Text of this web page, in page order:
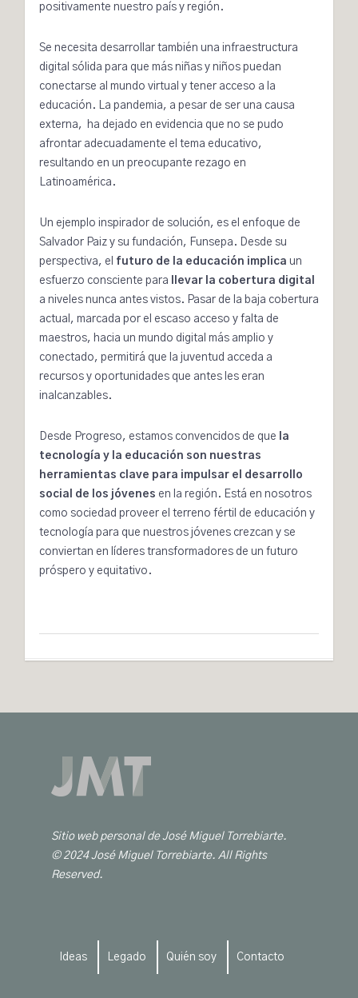
positivamente nuestro país y región.
Se necesita desarrollar también una infraestructura
digital sólida para que más niñas y niños puedan
conectarse al mundo virtual y tener acceso a la
educación. La pandemia, a pesar de ser una causa
externa, ha dejado en evidencia que no se pudo
afrontar adecuadamente el tema educativo,
resultando en un preocupante rezago en
Latinoamérica.
Un ejemplo inspirador de solución, es el enfoque de
Salvador Paiz y su fundación, Funsepa . Desde su
perspectiva, el futuro de la educación implica un
esfuerzo consciente para
llevar la cobertura digital
a niveles nunca antes vistos. Pasar de la baja cobertura
actual, marcada por el escaso acceso y falta de
maestros, hacia un mundo digital más amplio y
conectado, permitirá que la juventud acceda a
recursos y oportunidades que antes les eran
inalcanzables.
Desde Progreso, estamos convencidos de que
la
tecnología y la educación son nuestras
herramientas clave para impulsar el desarrollo
social de los jóvenes en la región. Está en nosotros
como sociedad proveer el terreno fértil de educación y
tecnología para que nuestros jóvenes crezcan y se
conviertan en líderes transformadores de un futuro
próspero y equitativo.
Sitio web personal de José Miguel Torrebiarte.
© 2024 José Miguel Torrebiarte. All Rights
Reserved.
Ideas Legado Quién soy Contacto